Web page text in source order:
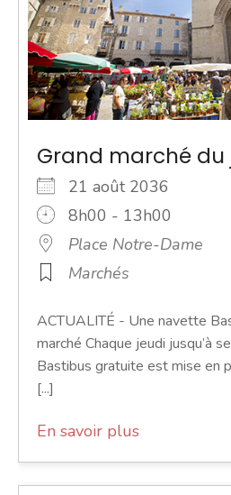
Grand marché du
21 août 2036
8h00 - 13h00
Place Notre-Dame
Marchés
ACTUALITÉ - Une navette
marché Chaque jeudi jusqu’à
Bastibus gratuite est mise en
[...]
En savoir plus